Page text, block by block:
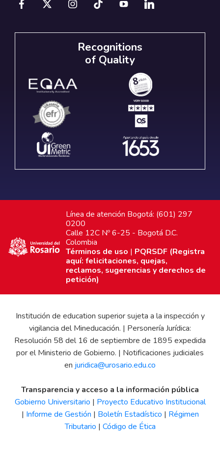
Recognitions
of Quality
Línea de atención Bogotá: (601) 297
0200
Calle 12C Nº 6-25 - Bogotá D.C.
Colombia
Términos de uso | PQRSDF (Registra
aquí: felicitaciones, quejas,
reclamos, sugerencias y derechos de
petición)
Institución de education superior sujeta a la inspección y
vigilancia del Mineducación. | Personería Jurídica:
Resolución 58 del 16 de septiembre de 1895 expedida
por el Ministerio de Gobierno. | Notificaciones judiciales
en juridica@urosario.edu.co
Transparencia y acceso a la información pública
Gobierno Universitario | Proyecto Educativo Institucional
| Informe de Gestión | Boletín Estadístico | Régimen
Tributario | Código de Ética